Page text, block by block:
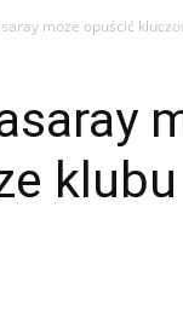
może opuścić